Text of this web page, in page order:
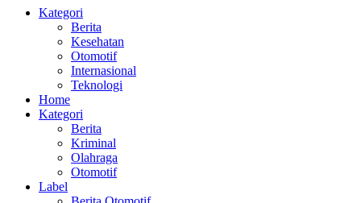
Kategori
Berita
Kesehatan
Otomotif
Internasional
Teknologi
Home
Kategori
Berita
Kriminal
Olahraga
Otomotif
Label